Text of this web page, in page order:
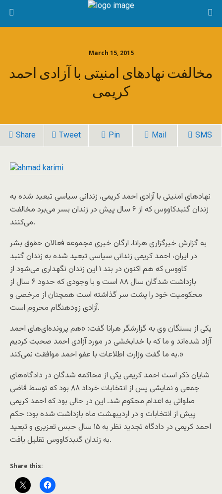
March 15, 2015
مخالفت نهادهای امنیتی با آزادی احمد
کریمی
Share Tweet Pin Mail SMS
نهادهای امنیتی با آزادی احمد کریمی، زندانی سیاسی تبعید شده به
زندان گنبدکاووس که از ۶ سال پیش در زندان بسر می‌برد مخالفت
می‌کنند.
به گزارش خبرگزاری هرانا، ارگان خبری مجموعه فعالان حقوق بشر
در ایران، احمد کریمی زندانی سیاسی تبعید شده به زندان گنبد
کاووس که هم اکنون در بند ۱ این زندان نگهداری می‌شود از
بازداشت شدگان سال ۸۸ است و با وجودی که حدود ۶ سال از
محکومیت خود را پشت سر گذاشته است همچنان از مرخصی و
آزادی زودهنگام محروم است.
یکی از بستگان وی به گزارشگر هرانا گفت: «هم پرونده‌ای‌های احمد
آزاد شده‌اند و ما که با خدابخشی در مورد آزادی احمد صحبت کردیم
به ما گفت وزارت اطلاعات با عفو احمد موافقت نمی‌کند.»
شایان ذکر است احمد کریمی یکی از محاکمه شدگان در دادگاه‌های
جمعی و نمایشی پس از انتخابات خرداد ۸۸ بود که توسط قاضی
صلواتی به اعدام محکوم شد. این در حالی بود که احمد کریمی
پیش از انتخابات و در اردیبهشت ماه بازداشت شده بود؛ حکم
احمد کریمی در دادگاه تجدید نظر به ۱۵ سال حبس تعزیری و تبعید
به زندان گنبدکاووس تقلیل یافت.
Share this: